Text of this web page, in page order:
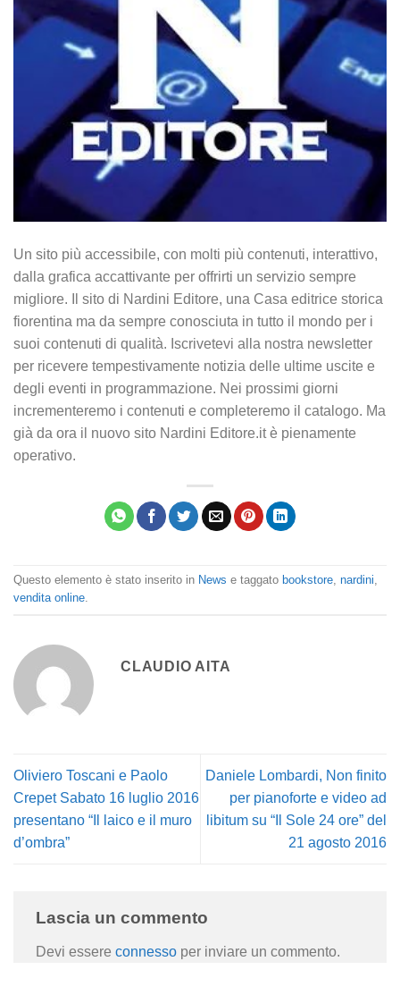
Un sito più accessibile, con molti più contenuti, interattivo,
dalla grafica accattivante per offrirti un servizio sempre
migliore. Il sito di Nardini Editore, una Casa editrice storica
fiorentina ma da sempre conosciuta in tutto il mondo per i
suoi contenuti di qualità. Iscrivetevi alla nostra newsletter
per ricevere tempestivamente notizia delle ultime uscite e
degli eventi in programmazione. Nei prossimi giorni
incrementeremo i contenuti e completeremo il catalogo. Ma
già da ora il nuovo sito Nardini Editore.it è pienamente
operativo.
Questo elemento è stato inserito in News e taggato bookstore nardini
vendita online
CLAUDIO AITA
Oliviero Toscani e Paolo
Crepet Sabato 16 luglio 2016
presentano “Il laico e il muro
d’ombra”
Daniele Lombardi, Non finito
per pianoforte e video ad
libitum su “Il Sole 24 ore” del
21 agosto 2016
Lascia un commento
Devi essere connesso per inviare un commento.